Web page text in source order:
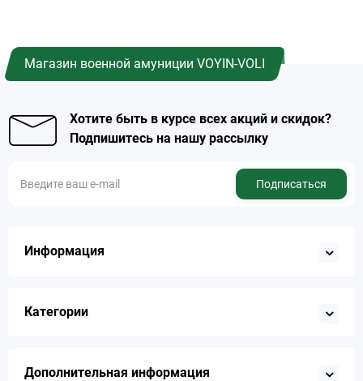
Магазин военной амуниции VOYIN-VOLI
Хотите быть в курсе всех акций и скидок?
Подпишитесь на нашу рассылку
Подписаться
Информация
Категории
Дополнительная информация